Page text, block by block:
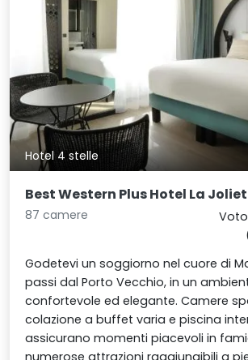
Hotel 4 stelle
Best Western Plus Hotel La
87 camere
Godetevi un soggiorno nel cuore di
passi dal Porto Vecchio, in un
confortevole ed elegante. Camere
colazione a buffet varia e piscina
assicurano momenti piacevoli in